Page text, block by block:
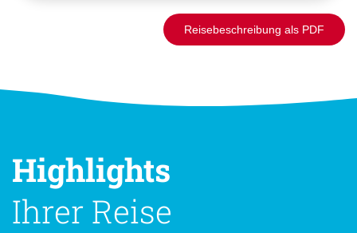
Reisebeschreibung als PDF
Highlights
Ihrer Reise